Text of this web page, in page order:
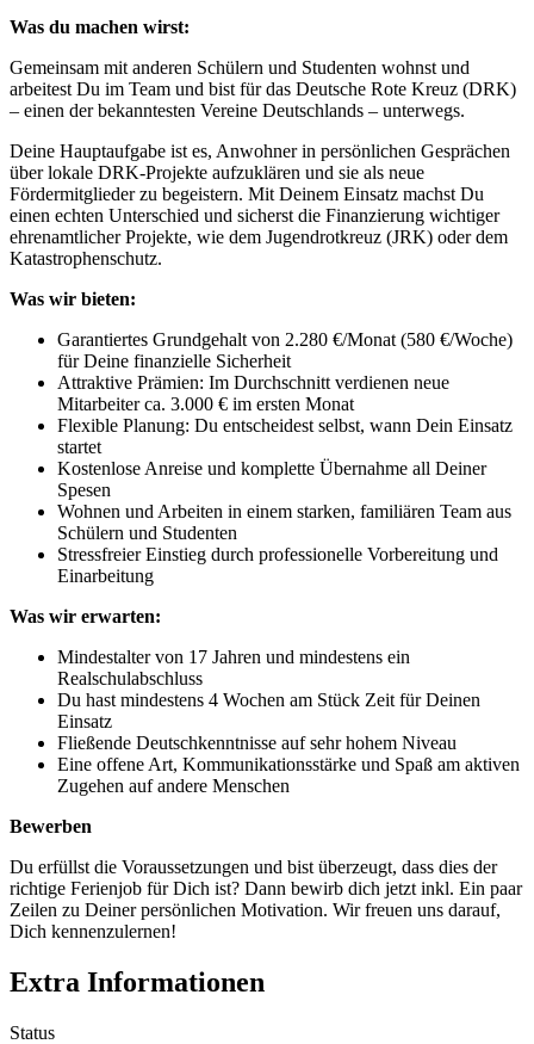
Was du machen wirst:
Gemeinsam mit anderen Schülern und Studenten wohnst und
arbeitest Du im Team und bist für das Deutsche Rote Kreuz (DRK)
– einen der bekanntesten Vereine Deutschlands – unterwegs.
Deine Hauptaufgabe ist es, Anwohner in persönlichen Gesprächen
über lokale DRK-Projekte aufzuklären und sie als neue
Fördermitglieder zu begeistern. Mit Deinem Einsatz machst Du
einen echten Unterschied und sicherst die Finanzierung wichtiger
ehrenamtlicher Projekte, wie dem Jugendrotkreuz (JRK) oder dem
Katastrophenschutz.
Was wir bieten:
Garantiertes Grundgehalt von 2.280 €/Monat (580 €/Woche)
für Deine finanzielle Sicherheit
Attraktive Prämien: Im Durchschnitt verdienen neue
Mitarbeiter ca. 3.000 € im ersten Monat
Flexible Planung: Du entscheidest selbst, wann Dein Einsatz
startet
Kostenlose Anreise und komplette Übernahme all Deiner
Spesen
Wohnen und Arbeiten in einem starken, familiären Team aus
Schülern und Studenten
Stressfreier Einstieg durch professionelle Vorbereitung und
Einarbeitung
Was wir erwarten:
Mindestalter von 17 Jahren und mindestens ein
Realschulabschluss
Du hast mindestens 4 Wochen am Stück Zeit für Deinen
Einsatz
Fließende Deutschkenntnisse auf sehr hohem Niveau
Eine offene Art, Kommunikationsstärke und Spaß am aktiven
Zugehen auf andere Menschen
Bewerben
Du erfüllst die Voraussetzungen und bist überzeugt, dass dies der
richtige Ferienjob für Dich ist? Dann bewirb dich jetzt inkl. Ein paar
Zeilen zu Deiner persönlichen Motivation. Wir freuen uns darauf,
Dich kennenzulernen!
Extra Informationen
Status